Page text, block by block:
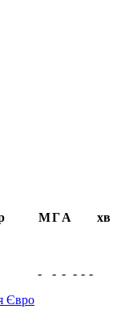
МГА хв
Євро
- - - - - -